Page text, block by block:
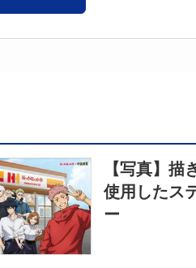
【写真】描
使用したス
ー